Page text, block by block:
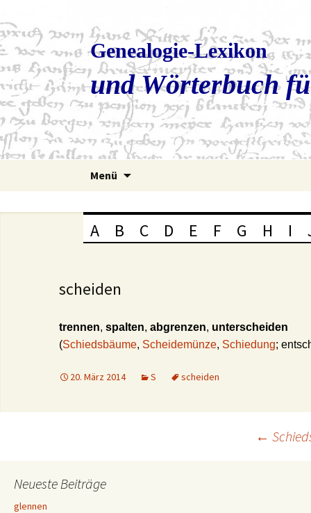
Genealogie-Lexikon
und Wörterbuch
Menü
A B C D E F G H I
scheiden
trennen, spalten, abgrenzen, unterscheiden
(Schiedsbäume, Scheidemünze, Schiedung;
20. März 2014 S scheiden
Navigation
←
Neueste Beiträge
glennen